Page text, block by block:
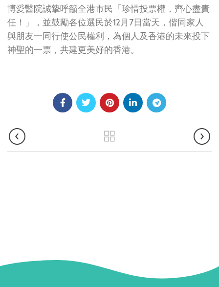
博愛醫院誠摯呼籲全港市民「珍惜投票權，齊心盡責
任！」，並鼓勵各位選民於12月7日當天，偕同家人
與朋友一同行使公民權利，為個人及香港的未來投下
神聖的一票，共建更美好的香港。